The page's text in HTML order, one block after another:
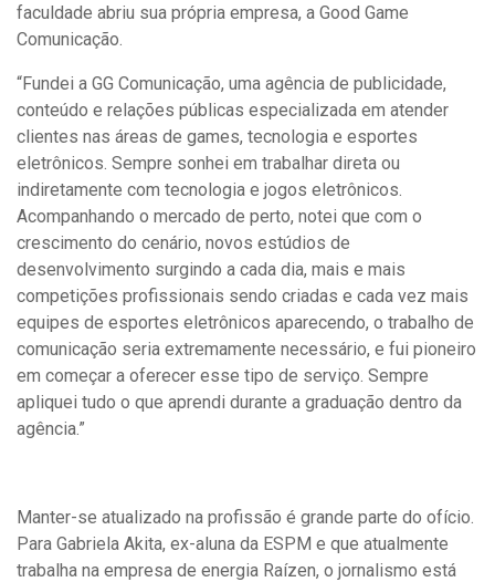
faculdade abriu sua própria empresa, a Good Game
Comunicação.
“Fundei a GG Comunicação, uma agência de publicidade,
conteúdo e relações públicas especializada em atender
clientes nas áreas de games, tecnologia e esportes
eletrônicos. Sempre sonhei em trabalhar direta ou
indiretamente com tecnologia e jogos eletrônicos.
Acompanhando o mercado de perto, notei que com o
crescimento do cenário, novos estúdios de
desenvolvimento surgindo a cada dia, mais e mais
competições profissionais sendo criadas e cada vez mais
equipes de esportes eletrônicos aparecendo, o trabalho de
comunicação seria extremamente necessário, e fui pioneiro
em começar a oferecer esse tipo de serviço. Sempre
apliquei tudo o que aprendi durante a graduação dentro da
agência.”
Manter-se atualizado na profissão é grande parte do ofício.
Para Gabriela Akita, ex-aluna da ESPM e que atualmente
trabalha na empresa de energia Raízen, o jornalismo está